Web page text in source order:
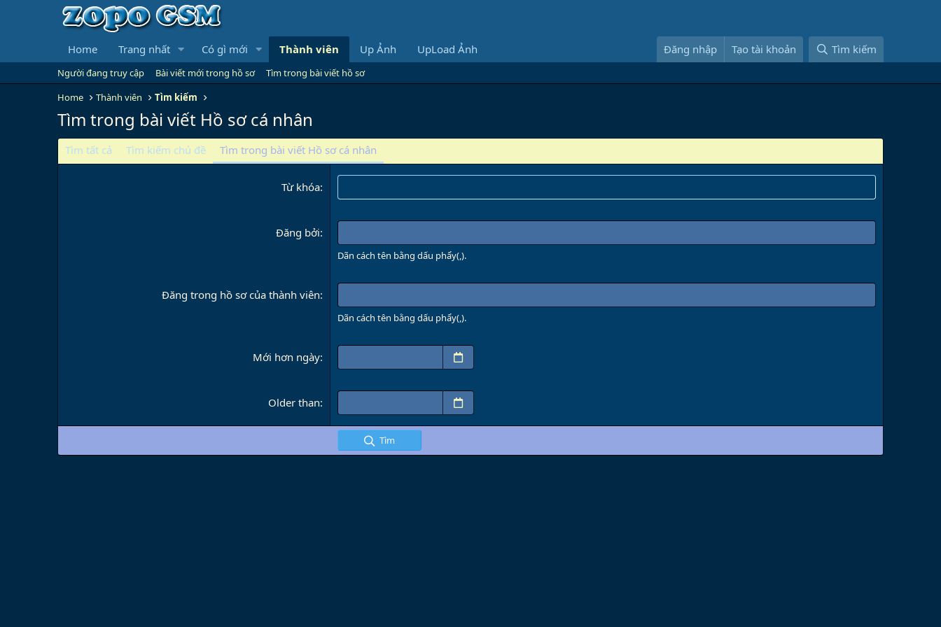
Home Trang nhất Có gì mới Thành viên Up Ảnh UpLoad Ảnh Đăng nhập Tạo tài khoản Tìm kiếm
Người đang truy cập Bài viết mới trong hồ sơ
Tìm trong bài viết hồ sơ
Home
Thành viên Tìm kiếm
Tìm trong bài viết Hồ sơ cá nhân
Tìm tất cả Tìm kiếm chủ đề Tìm trong bài viết Hồ sơ cá nhân
Từ khóa
Đăng bởi
Dãn cách tên bằng dấu phẩy(,).
Đăng trong hồ sơ của thành viên
Dãn cách tên bằng dấu phẩy(,).
Mới hơn ngày
Older than
Tìm